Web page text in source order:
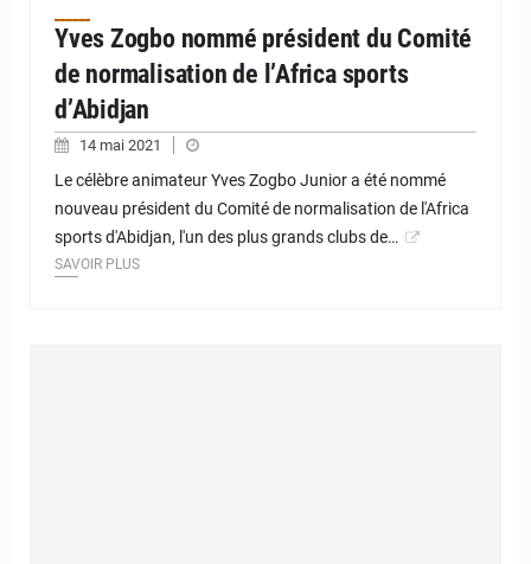
Yves Zogbo nommé président du Comité
de normalisation de l’Africa sports
d’Abidjan
14 mai 2021
Le célèbre animateur Yves Zogbo Junior a été nommé
nouveau président du Comité de normalisation de l'Africa
sports d'Abidjan, l'un des plus grands clubs de…
SAVOIR PLUS